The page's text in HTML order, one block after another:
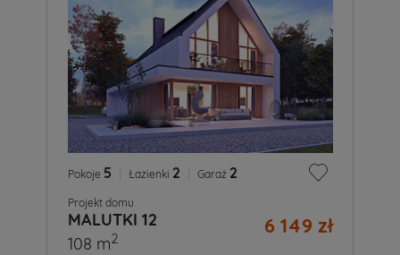
Pokoje 5 Łazienki 2 Garaż 2
Projekt domu
MALUTKI 12 6 149 zł
108 m2